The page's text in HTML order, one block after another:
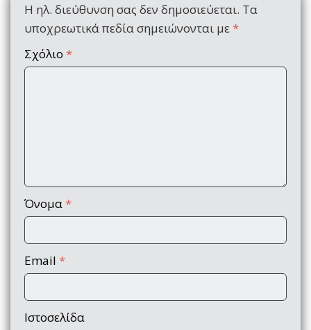
Η ηλ. διεύθυνση σας δεν δημοσιεύεται. Τα
υποχρεωτικά πεδία σημειώνονται με *
Σχόλιο *
Όνομα *
Email *
Ιστοσελίδα